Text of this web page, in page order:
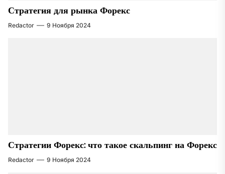
Стратегия для рынка Форекс
Redactor 9 Ноября 2024
Стратегии Форекс: что такое скальпинг на Форекс
Redactor 9 Ноября 2024